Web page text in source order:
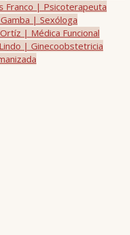
Franco | Psicoterapeuta
| Sexóloga
| Médica Funcional
| Ginecoobstetricia